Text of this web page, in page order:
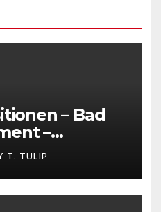
– Bad
–
soziale
T. TULIP